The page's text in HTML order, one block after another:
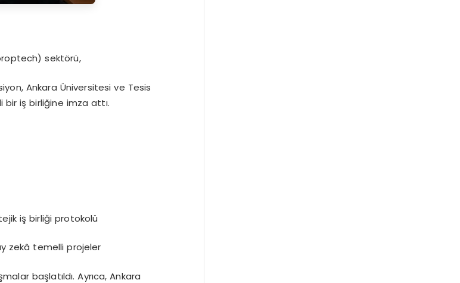
sektörü,
Ankara Üniversitesi ve Tesis
bir iş birliğine imza attı.
iş birliği protokolü
zekâ temelli projeler
başlatıldı. Ayrıca, Ankara